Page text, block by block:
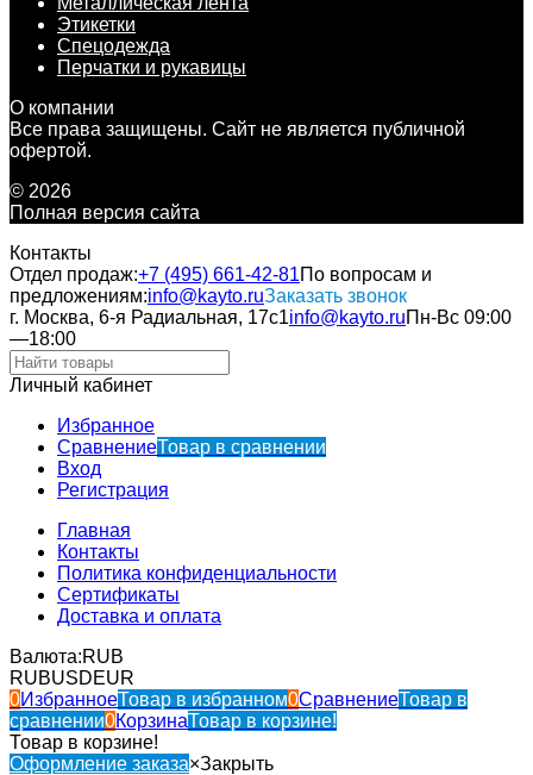
Этикетки
Спецодежда
Перчатки и рукавицы
О компании
Все права защищены. Сайт не является публичной
офертой.
© 2026
Полная версия сайта
Контакты
Отдел продаж:+7 (495) 661-42-81По вопросам и
предложениям:info@kayto.ruЗаказать звонок
г. Москва, 6-я Радиальная, 17с1info@kayto.ruПн-Вс 09:00
—18:00
Личный кабинет
Избранное
СравнениеТовар в сравнении
Вход
Регистрация
Главная
Контакты
Политика конфиденциальности
Сертификаты
Доставка и оплата
Валюта:RUB
RUBUSDEUR
0ИзбранноеТовар в избранном0СравнениеТовар в
сравнении0КорзинаТовар в корзине!
Товар в корзине!
Оформление заказа×Закрыть